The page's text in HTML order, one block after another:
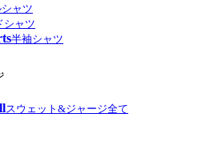
ャツ
シャツ
半袖シャツ
スウェット&ジャージ全て